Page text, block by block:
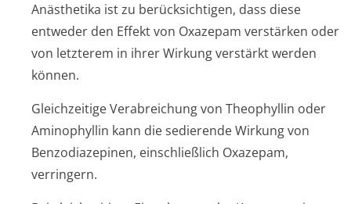
Anästhetika ist zu berücksichtigen, dass diese
entweder den Effekt von Oxazepam verstärken oder
von letzterem in ihrer Wirkung verstärkt werden
können.
Gleichzeitige Verabreichung von Theophyllin oder
Aminophyllin kann die sedierende Wirkung von
Benzodiazepinen, einschließlich Oxazepam,
verringern.